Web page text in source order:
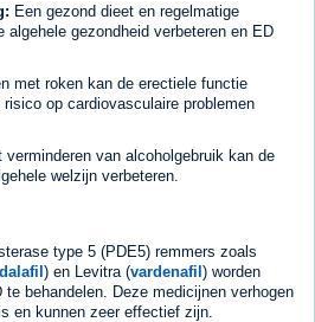
Een gezond dieet en regelmatige
algehele gezondheid verbeteren en ED
met roken kan de erectiele functie
op cardiovasculaire problemen
verminderen van alcoholgebruik kan de
welzijn verbeteren.
type 5 (PDE5) remmers zoals
) en Levitra (vardenafil) worden
behandelen. Deze medicijnen verhogen
en kunnen zeer effectief zijn.